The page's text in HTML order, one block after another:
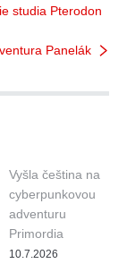
studia Pterodon
Panelák
Vyšla čeština na
cyberpunkovou
adventuru
Primordia
10.7.2026